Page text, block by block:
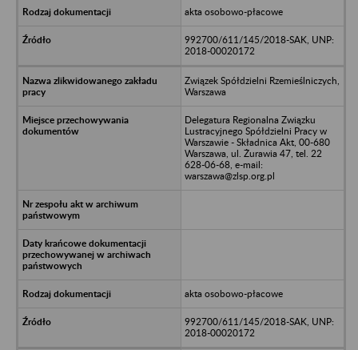
akta osobowo-płacowe
992700/611/145/2018-SAK, UNP:
2018-00020172
Związek Spółdzielni Rzemieślniczych,
Warszawa
Delegatura Regionalna Związku
Lustracyjnego Spółdzielni Pracy w
Warszawie - Składnica Akt, 00-680
Warszawa, ul. Żurawia 47, tel. 22
628-06-68, e-mail:
warszawa@zlsp.org.pl
akta osobowo-płacowe
992700/611/145/2018-SAK, UNP:
2018-00020172